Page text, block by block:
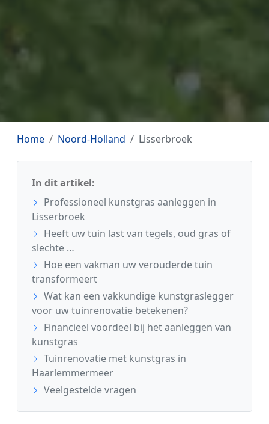
Home Noord-Holland Lisserbroek
In dit artikel:
Professioneel kunstgras aanleggen in
Lisserbroek
Heeft uw tuin last van tegels, oud gras of
slechte …
Hoe een vakman uw verouderde tuin
transformeert
Wat kan een vakkundige kunstgraslegger
voor uw tuinrenovatie betekenen?
Financieel voordeel bij het aanleggen van
kunstgras
Tuinrenovatie met kunstgras in
Haarlemmermeer
Veelgestelde vragen